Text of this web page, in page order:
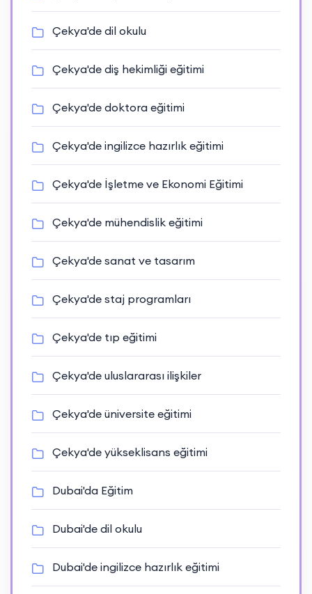
Çekya'de dil okulu
Çekya'de diş hekimliği eğitimi
Çekya'de doktora eğitimi
Çekya'de ingilizce hazırlık eğitimi
Çekya'de İşletme ve Ekonomi Eğitimi
Çekya'de mühendislik eğitimi
Çekya'de sanat ve tasarım
Çekya'de staj programları
Çekya'de tıp eğitimi
Çekya'de uluslararası ilişkiler
Çekya'de üniversite eğitimi
Çekya'de yükseklisans eğitimi
Dubai'da Eğitim
Dubai'de dil okulu
Dubai'de ingilizce hazırlık eğitimi